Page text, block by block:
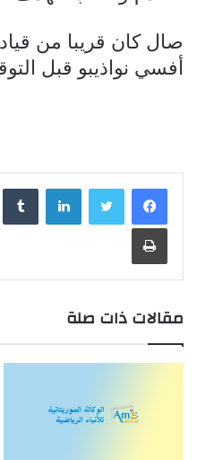
صال كان قريبا من
أفسي نواذيبو قبل
لينكدإن
طباعة
مقالات ذات صلة